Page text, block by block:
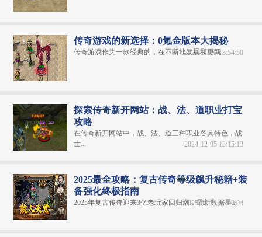
传奇游戏的新选择：0氪金版本大揭秘
传奇游戏作为一款经典的，在不断地发展和更新...
2024-11-10 13:54:50
探索传奇新开网站：战、法、道职业打宝
攻略
在传奇新开网站中，战、法、道三种职业各具特色，战
士...
2024-12-05 13:15:13
2025最全攻略：复古传奇等级飙升秘籍+装
备强化终极指南
2025年复古传奇迎来3亿老玩家回归潮，最新数据显...
2025-07-21 06:00:04